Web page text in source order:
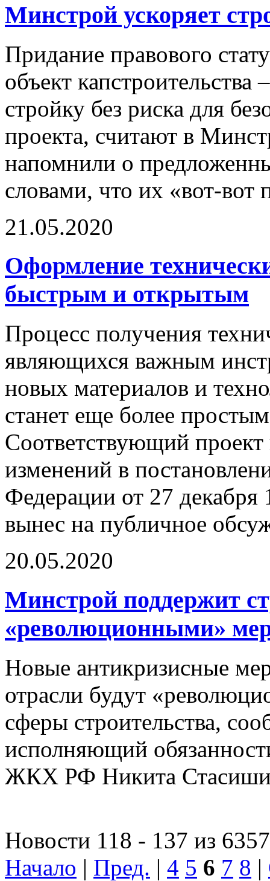
Минстрой ускоряет
Придание правового
объект
стройку без риска для
проекта, считают в
напомнили о
словами, что их «вот-вот
21.05.2020
Оформление
быстрым и открытым
Процесс получения
являющихся важным
новых материалов и
станет еще более
Соответствующий
изменений в
Федерации от 27
вынес на публичное
20.05.2020
Минстрой поддержит
«революционными»
Новые антикризисные
отрасли будут
сферы строительства,
исполняющий
ЖКХ РФ Никита
Новости 118 - 137 из 6357
Начало | Пред. | 4 5 6 7 8 |